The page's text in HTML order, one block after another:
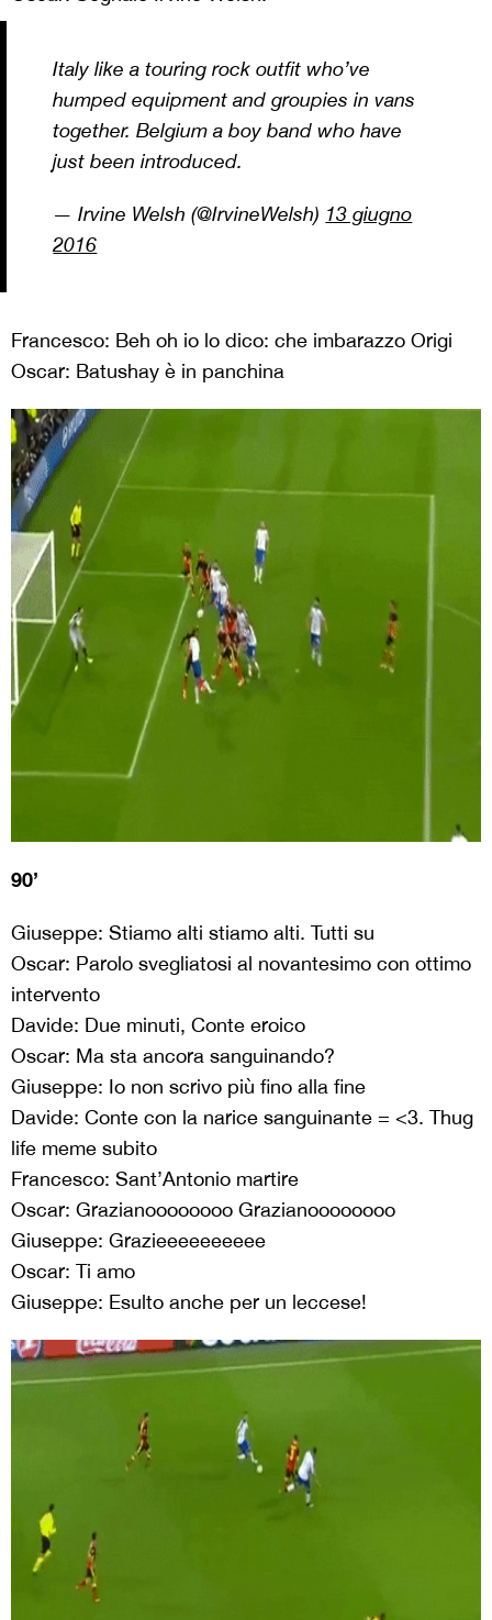
Italy like a touring rock outfit who’ve
humped equipment and groupies in vans
together. Belgium a boy band who have
just been introduced.
— Irvine Welsh (@IrvineWelsh) 13 giugno
2016
Francesco: Beh oh io lo dico: che imbarazzo Origi
Oscar: Batushay è in panchina
90’
Giuseppe: Stiamo alti stiamo alti. Tutti su
Oscar: Parolo svegliatosi al novantesimo con ottimo
intervento
Davide: Due minuti, Conte eroico
Oscar: Ma sta ancora sanguinando?
Giuseppe: Io non scrivo più fino alla fine
Davide: Conte con la narice sanguinante = <3. Thug
life meme subito
Francesco: Sant’Antonio martire
Oscar: Grazianoooooooo Grazianoooooooo
Giuseppe: Grazieeeeeeeeee
Oscar: Ti amo
Giuseppe: Esulto anche per un leccese!